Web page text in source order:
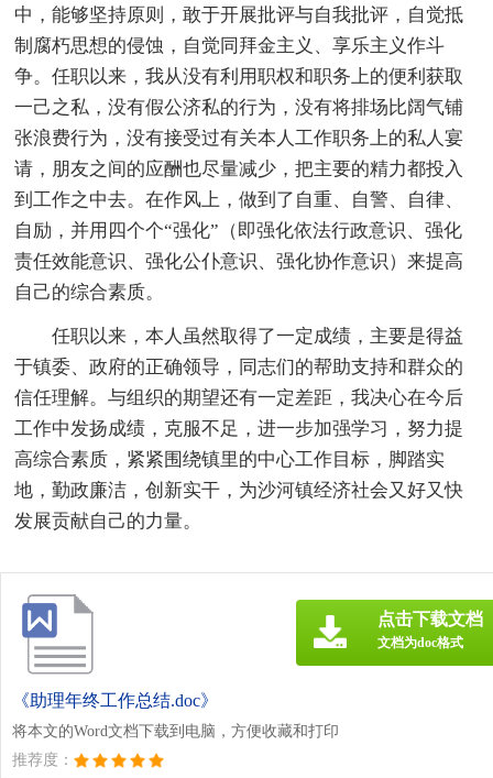
中，能够坚持原则，敢于开展批评与自我批评，自觉抵
制腐朽思想的侵蚀，自觉同拜金主义、享乐主义作斗
争。任职以来，我从没有利用职权和职务上的便利获取
一己之私，没有假公济私的行为，没有将排场比阔气铺
张浪费行为，没有接受过有关本人工作职务上的私人宴
请，朋友之间的应酬也尽量减少，把主要的精力都投入
到工作之中去。在作风上，做到了自重、自警、自律、
自励，并用四个个“强化”（即强化依法行政意识、强化
责任效能意识、强化公仆意识、强化协作意识）来提高
自己的综合素质。
任职以来，本人虽然取得了一定成绩，主要是得益
于镇委、政府的正确领导，同志们的帮助支持和群众的
信任理解。与组织的期望还有一定差距，我决心在今后
工作中发扬成绩，克服不足，进一步加强学习，努力提
高综合素质，紧紧围绕镇里的中心工作目标，脚踏实
地，勤政廉洁，创新实干，为沙河镇经济社会又好又快
发展贡献自己的力量。
《助理年终工作总结.doc》
将本文的Word文档下载到电脑，方便收藏和打印
推荐度：
点击下载文档
文档为doc格式